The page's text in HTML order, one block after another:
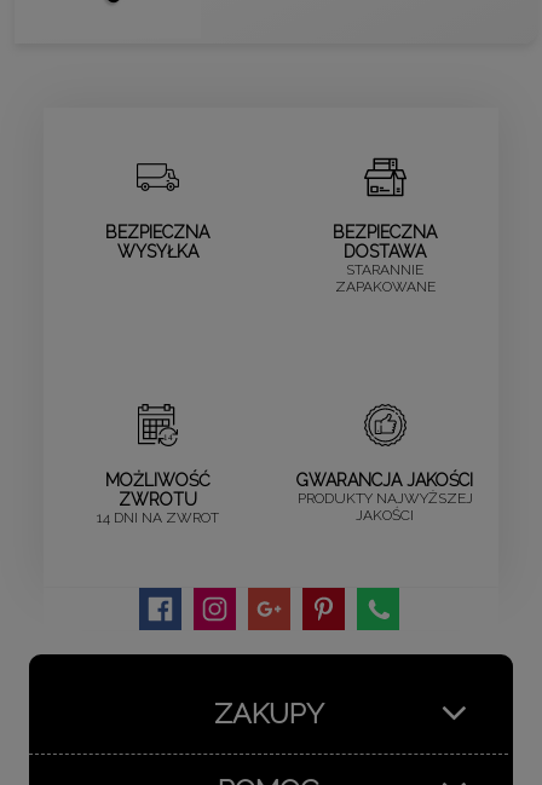
BEZPIECZNA
WYSYŁKA
BEZPIECZNA
DOSTAWA
STARANNIE
ZAPAKOWANE
MOŻLIWOŚĆ
ZWROTU
14 DNI NA ZWROT
GWARANCJA JAKOŚCI
PRODUKTY NAJWYŻSZEJ
JAKOŚCI
ZAKUPY